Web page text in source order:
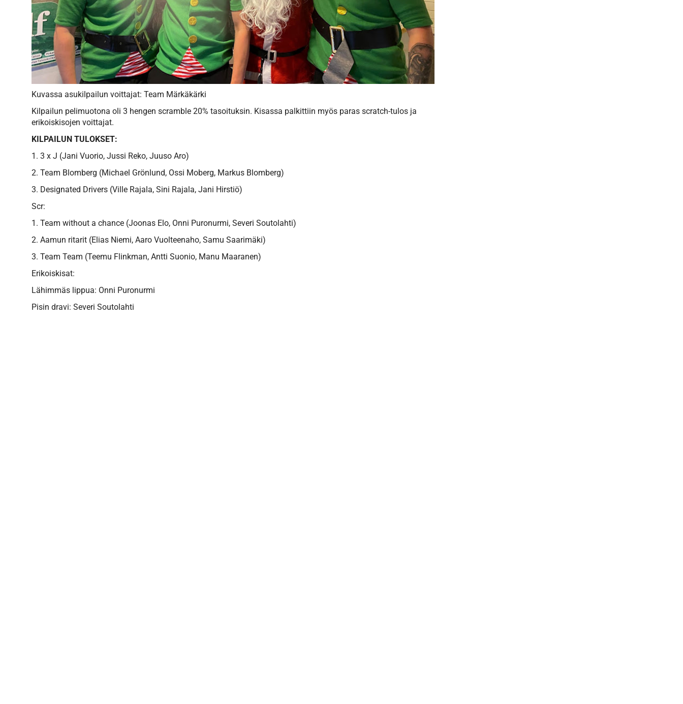
Kuvassa asukilpailun voittajat: Team Märkäkärki
Kilpailun pelimuotona oli 3 hengen scramble 20% tasoituksin. Kisassa palkittiin myös paras scratch-tulos ja
erikoiskisojen voittajat.
KILPAILUN TULOKSET:
1. 3 x J (Jani Vuorio, Jussi Reko, Juuso Aro)
2. Team Blomberg (Michael Grönlund, Ossi Moberg, Markus Blomberg)
3. Designated Drivers (Ville Rajala, Sini Rajala, Jani Hirstiö)
Scr:
1. Team without a chance (Joonas Elo, Onni Puronurmi, Severi Soutolahti)
2. Aamun ritarit (Elias Niemi, Aaro Vuolteenaho, Samu Saarimäki)
3. Team Team (Teemu Flinkman, Antti Suonio, Manu Maaranen)
Erikoiskisat:
Lähimmäs lippua: Onni Puronurmi
Pisin dravi: Severi Soutolahti